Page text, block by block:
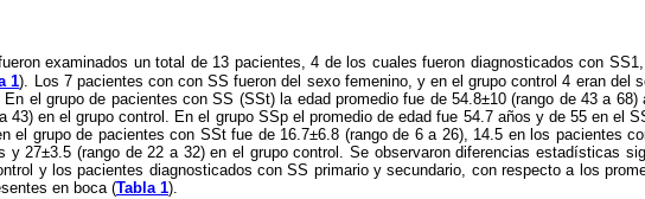
examinados un total de 13 pacientes, 4 de los cuales fueron diagnosticados con
1). Los 7 pacientes con con SS fueron del sexo femenino, y en el grupo control 4 eran del
el grupo de pacientes con SS (SSt) la edad promedio fue de 54.8±10 (rango de 43 a68)
43) en el grupo control. En el grupo SSp el promedio de edad fue 54.7 años y de 55 en el
el grupo de pacientes con SSt fue de 16.7±6.8 (rango de 6 a26), 14.5 en los pacientes
y 27±3.5 (rango de22 a32) en el grupo control. Se observaron diferencias estadísticas
y los pacientes diagnosticados con SS primario y secundario, con respecto a los
en boca (Tabla 1).